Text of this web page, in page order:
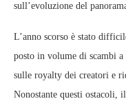
sull’evoluzione del
L’anno scorso è stato
posto in volume di scambi
sulle royalty dei creatori e
Nonostante questi ostacoli,